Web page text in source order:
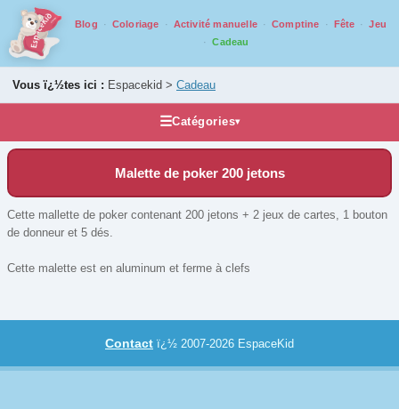
Blog Coloriage Activité manuelle Comptine Fête
Jeu
Cadeau
Vous ï¿½tes ici : Espacekid > Cadeau
☰Catégories▾
Idée cadeau
Accessoires et compléments
Casse tête
Grands classiques
Jeux de voyage
Jeux pour juniors
Jeux pour tout petits
Jeux qui montent
Malette de poker 200 jetons
Cette mallette de poker contenant 200 jetons + 2 jeux de cartes, 1 bouton
de donneur et 5 dés.
Cette malette est en aluminum et ferme à clefs
Contact ï¿½ 2007-2026 EspaceKid